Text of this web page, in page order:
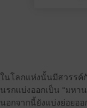
ในโลกแห่งนั้นมีสวรรค์กั
นรกแบ่งออกเป็น “มหา
นอกจากนี้ยังแบ่งย่อยอ